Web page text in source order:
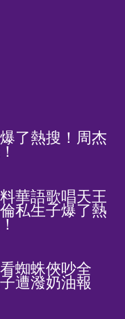
了熱搜！周杰
華語歌唱天王
私生子爆了熱
蜘蛛俠吵全
遭潑奶油報